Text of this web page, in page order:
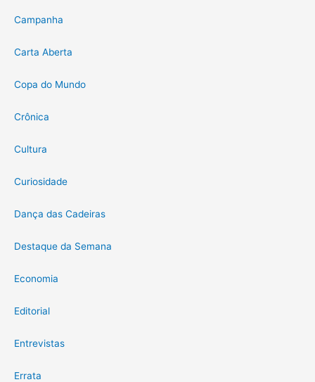
Campanha
Carta Aberta
Copa do Mundo
Crônica
Cultura
Curiosidade
Dança das Cadeiras
Destaque da Semana
Economia
Editorial
Entrevistas
Errata